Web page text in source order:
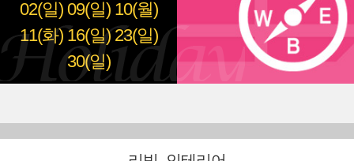
02(일) 09(일) 10(월)
11(화) 16(일) 23(일)
30(일)